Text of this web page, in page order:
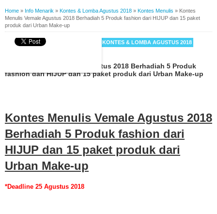
Home » Info Menarik » Kontes & Lomba Agustus 2018 » Kontes Menulis » Kontes
Menulis Vemale Agustus 2018 Berhadiah 5 Produk fashion dari HIJUP dan 15 paket
produk dari Urban Make-up
BYWEBBUDI.COM
KONTES & LOMBA AGUSTUS 2018
Kontes Menulis Vemale Agustus 2018 Berhadiah 5 Produk
fashion dari HIJUP dan 15 paket produk dari Urban Make-up
Kontes Menulis Vemale Agustus 2018
Berhadiah 5 Produk fashion dari
HIJUP dan 15 paket produk dari
Urban Make-up
*Deadline 25 Agustus 2018